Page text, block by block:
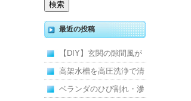
最近の投稿
【DIY】玄関の隙間風が
寒くて断熱ドアに交換し
ました
高架水槽を高圧洗浄で清
掃！衛生的な給水環境を
ベランダのひび割れ・滲